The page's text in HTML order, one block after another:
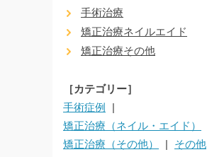
手術治療
矯正治療ネイルエイド
矯正治療その他
［カテゴリー］
手術症例
矯正治療（ネイル・エイド）
矯正治療（その他）
その他